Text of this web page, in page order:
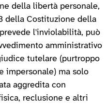
della libertà personale,
della Costituzione della
l'inviolabilità, può
amministrativo
tutelare (purtroppo
impersonale) ma solo
aggredita con
reclusione e altri